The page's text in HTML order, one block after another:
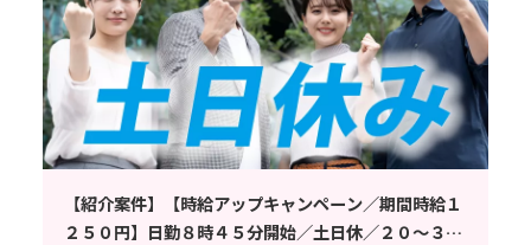
【紹介案件】【時給アップキャンペーン／期間時給１
２５０円】日勤８時４５分開始／土日休／２０～３０